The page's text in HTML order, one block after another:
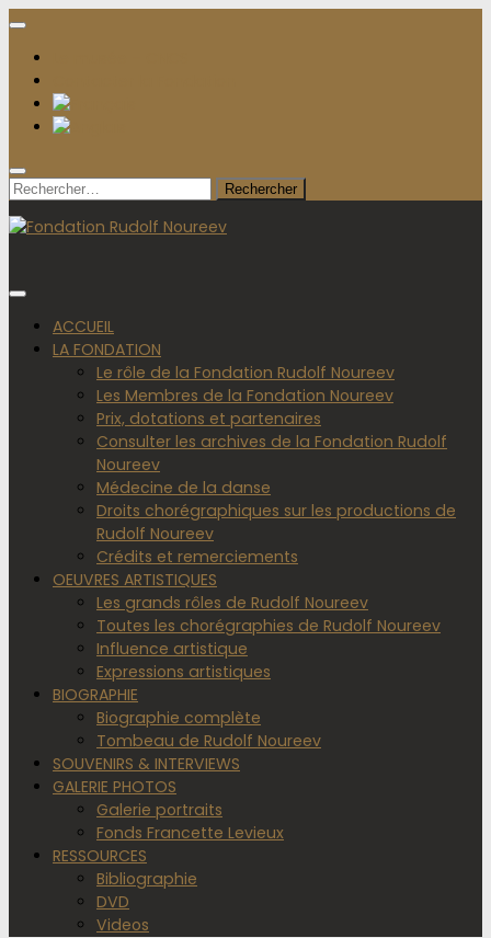
Rechercher :
ACCUEIL
LA FONDATION
Le rôle de la Fondation Rudolf Noureev
Les Membres de la Fondation Noureev
Prix, dotations et partenaires
Consulter les archives de la Fondation Rudolf
Noureev
Médecine de la danse
Droits chorégraphiques sur les productions de
Rudolf Noureev
Crédits et remerciements
OEUVRES ARTISTIQUES
Les grands rôles de Rudolf Noureev
Toutes les chorégraphies de Rudolf Noureev
Influence artistique
Expressions artistiques
BIOGRAPHIE
Biographie complète
Tombeau de Rudolf Noureev
SOUVENIRS & INTERVIEWS
GALERIE PHOTOS
Galerie portraits
Fonds Francette Levieux
RESSOURCES
Bibliographie
DVD
Videos